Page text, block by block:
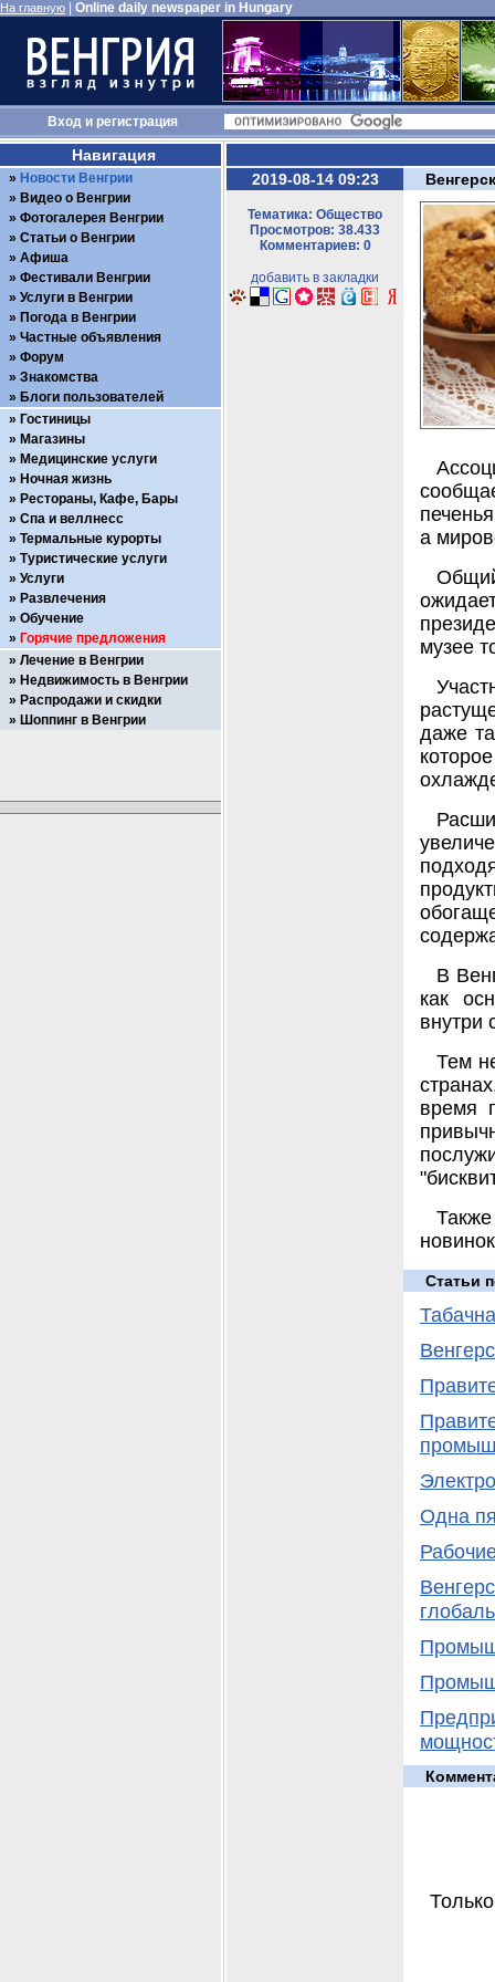
На главную Online daily newspaper in Hungary
Входи регистрация
2019-08-14 09:23
Тематика: Общество
Просмотров: 38.433
Комментариев: 0
добавить в закладки
а
музее
даже
В
как
внутри
Тем
время
Статьи
Одна
Навигация
Новости Венгрии
Видео о Венгрии
Фотогалерея Венгрии
Статьи о Венгрии
Афиша
Фестивали Венгрии
Услуги в Венгрии
Погода в Венгрии
Частные объявления
Форум
Знакомства
Блоги пользователей
Гостиницы
Магазины
Медицинские услуги
Ночная жизнь
Рестораны, Кафе, Бары
Спа и веллнесс
Термальные курорты
Туристические услуги
Услуги
Развлечения
Обучение
Горячие предложения
Лечение в Венгрии
Недвижимость в Венгрии
Распродажи и скидки
Шоппинг в Венгрии